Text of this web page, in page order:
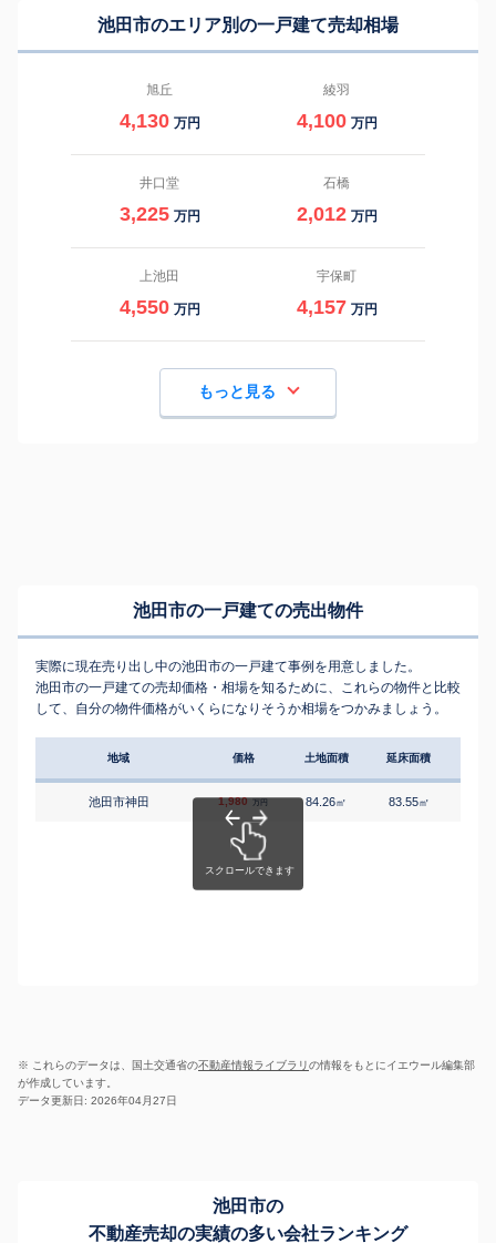
池田市のエリア別の一戸建て売却相場
旭丘
4,130 万円
綾羽
4,100 万円
井口堂
3,225 万円
石橋
2,012 万円
上池田
4,550 万円
宇保町
4,157 万円
もっと見る
池田市の一戸建ての売出物件
実際に現在売り出し中の池田市の一戸建て事例を用意しました。
池田市の一戸建ての売却価格・相場を知るために、これらの物件と比較
して、自分の物件価格がいくらになりそうか相場をつかみましょう。
地域 価格 土地面積 延床面積
池田市神田 1,980 万円 84.26㎡ 83.55㎡
※ これらのデータは、国土交通省の不動産情報ライブラリの情報をもとにイエウール編集部
が作成しています。
データ更新日: 2026年04月27日
池田市の
不動産売却の実績の多い会社ランキング